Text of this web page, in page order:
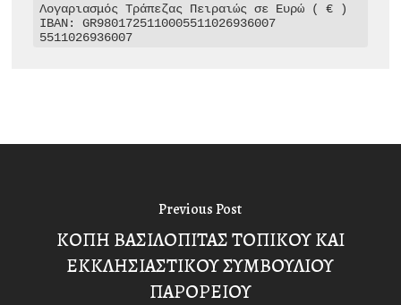
Λογαριασμός Τράπεζας Πειραιώς σε Ευρώ ( € )
IBAN: GR9801725110005511026936007
5511026936007
Previous Post
ΚΟΠΗ ΒΑΣΙΛΟΠΙΤΑΣ ΤΟΠΙΚΟΥ ΚΑΙ
ΕΚΚΛΗΣΙΑΣΤΙΚΟΥ ΣΥΜΒΟΥΛΙΟΥ
ΠΑΡΟΡΕΙΟΥ